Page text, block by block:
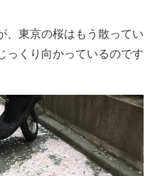
、東京の桜はもう散ってい
っくり向かっているのです